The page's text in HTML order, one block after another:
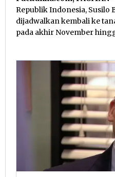
Republik Indonesia, Susilo
dijadwalkan kembali ke
pada akhir November